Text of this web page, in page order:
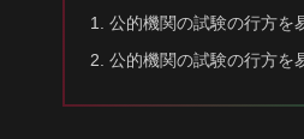
公的機関の試験の行方を
公的機関の試験の行方を